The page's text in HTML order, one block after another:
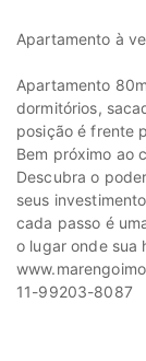
Apartamento à
Apartamento
dormitórios,
posição é frente
Bem próximo ao
Descubra o
seus
cada passo é
o lugar onde sua
11-99203-8087